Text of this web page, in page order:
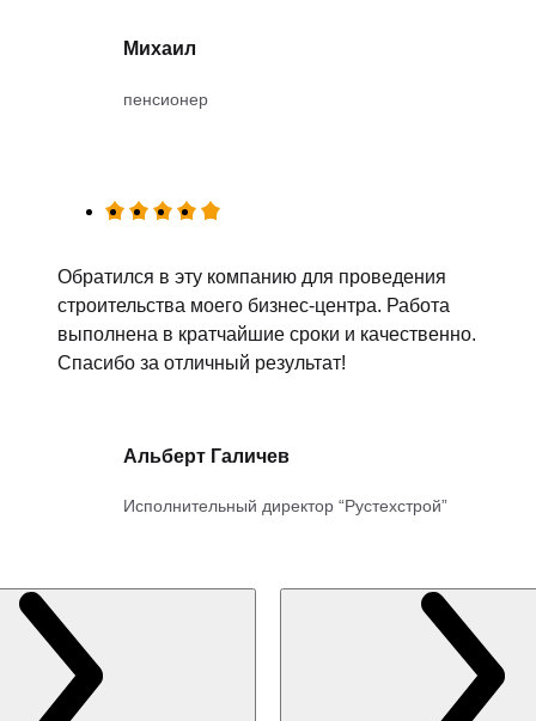
Михаил
пенсионер
Обратился в эту компанию для проведения
строительства моего бизнес-центра. Работа
выполнена в кратчайшие сроки и качественно.
Спасибо за отличный результат!
Альберт Галичев
Исполнительный директор “Рустехстрой”